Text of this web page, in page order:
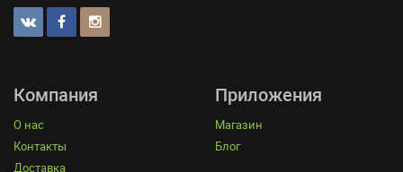
Компания
О нас
Контакты
Доставка
Приложения
Магазин
Блог